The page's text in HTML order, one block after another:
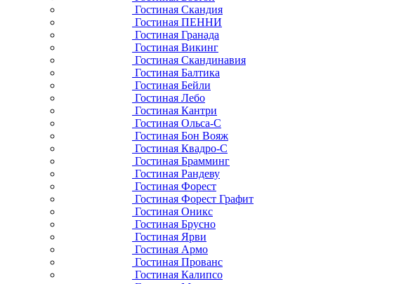
Гостиная Скандия
Гостиная ПЕННИ
Гостиная Гранада
Гостиная Викинг
Гостиная Скандинавия
Гостиная Балтика
Гостиная Бейли
Гостиная Лебо
Гостиная Кантри
Гостиная Ольса-С
Гостиная Бон Вояж
Гостиная Квадро-С
Гостиная Брамминг
Гостиная Рандеву
Гостиная Форест
Гостиная Форест Графит
Гостиная Оникс
Гостиная Брусно
Гостиная Ярви
Гостиная Армо
Гостиная Прованс
Гостиная Калипсо